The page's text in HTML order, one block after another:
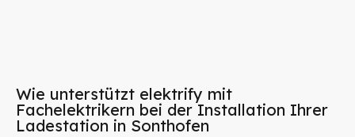
Wie unterstützt elektrify mit
Fachelektrikern bei der Installation Ihrer
Ladestation in Sonthofen